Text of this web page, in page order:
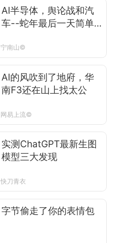
AI半导体，舆论战和汽
车--蛇年最后一天简单
宁南山©
AI的风吹到了地府，华
南F3还在山上找太公
网易上流©
实测ChatGPT最新生图
模型三大发现
快刀青衣
字节偷走了你的表情包